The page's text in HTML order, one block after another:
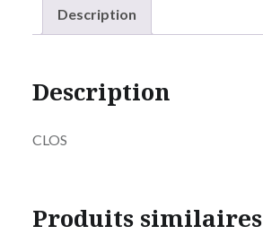
Description
Description
CLOS
Produits similaires